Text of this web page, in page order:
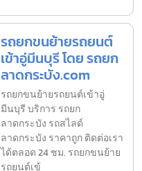
รถยกขนย้ายรถยนต์
เข้าอู่มีนบุรี โดย รถยก
ลาดกระบัง.com
รถยกขนย้ายรถยนต์เข้าอู่
มีนบุรี บริการ รถยก
ลาดกระบัง รถสไลด์
ลาดกระบัง ราคาถูก ติดต่อเรา
ได้ตลอด 24 ชม. รถยกขนย้าย
รถยนต์เข้